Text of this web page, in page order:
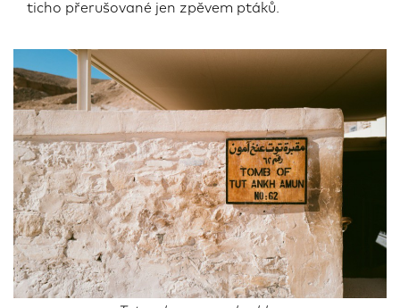
ticho přerušované jen zpěvem ptáků.